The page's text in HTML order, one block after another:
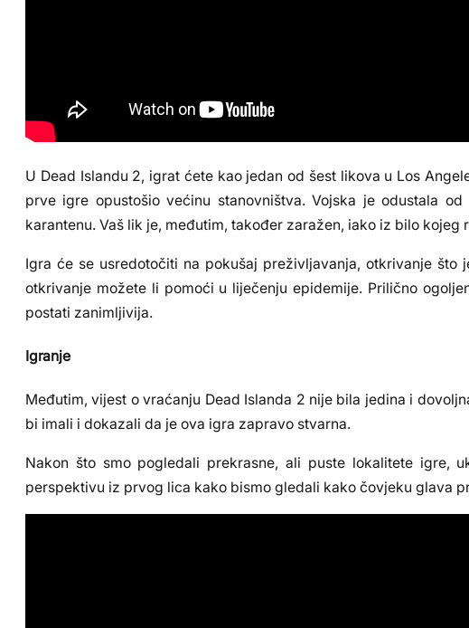
U Dead Islandu 2, igrat ćete kao jedan od šest likova u Los
prve igre opustošio većinu stanovništva. Vojska je odustala
karantenu. Vaš lik je, međutim, također zaražen, iako iz bilo
Igra će se usredotočiti na pokušaj preživljavanja, otkrivanje
otkrivanje možete li pomoći u liječenju epidemije. Prilično
postati zanimljivija.
Igranje
Međutim, vijest o vraćanju Dead Islanda 2 nije bila jedina i
bi imali i dokazali da je ova igra zapravo stvarna.
Nakon što smo pogledali prekrasne, ali puste lokalitete igre,
perspektivu iz prvog lica kako bismo gledali kako čovjeku glava